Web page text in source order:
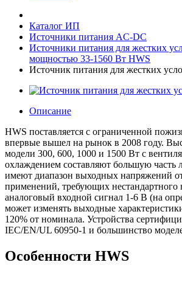
Каталог ИП
Источники питания AC-DC
Источники питания для жестких
мощностью 33-1560 Вт HWS
Источник питания для жестких
Описание
HWS поставляется с ограниченной
впервые вышел на рынок в 2008 году.
модели 300, 600, 1000 и 1500 Вт с
охлаждением составляют большую часть
имеют диапазон выходных напряжений
применений, требующих нестандартного
аналоговый входной сигнал 1-6 В (на
может изменять выходные
120% от номинала. Устройства
IEC/EN/UL 60950-1 и большинство
Особенности HWS